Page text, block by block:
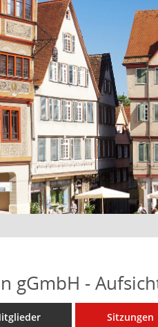
gGmbH -
Sitzungen